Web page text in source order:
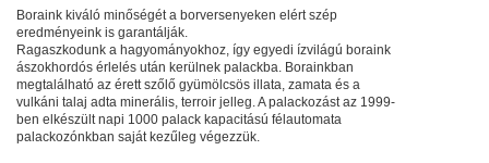
Boraink kiváló minőségét a borversenyeken elért szép
eredményeink is garantálják.
Ragaszkodunk a hagyományokhoz, így egyedi ízvilágú boraink
ászokhordós érlelés után kerülnek palackba. Borainkban
megtalálható az érett szőlő gyümölcsös illata, zamata és a
vulkáni talaj adta minerális, terroir jelleg. A palackozást az 1999-
ben elkészült napi 1000 palack kapacitású félautomata
palackozónkban saját kezűleg végezzük.